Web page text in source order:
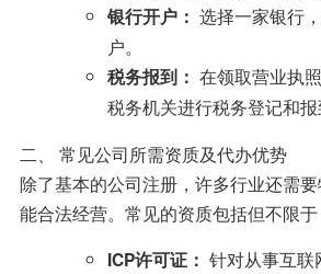
银行开户： 选择一家银行
户。
税务报到： 在领取营业执
税务机关进行税务登记和报
二、 常见公司所需资质及代办优势
除了基本的公司注册，许多行业还需
能合法经营。常见的资质包括但不限于
ICP许可证： 针对从事互联